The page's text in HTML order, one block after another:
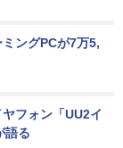
ングPCが7万5,
フォン「UU2イ
語る